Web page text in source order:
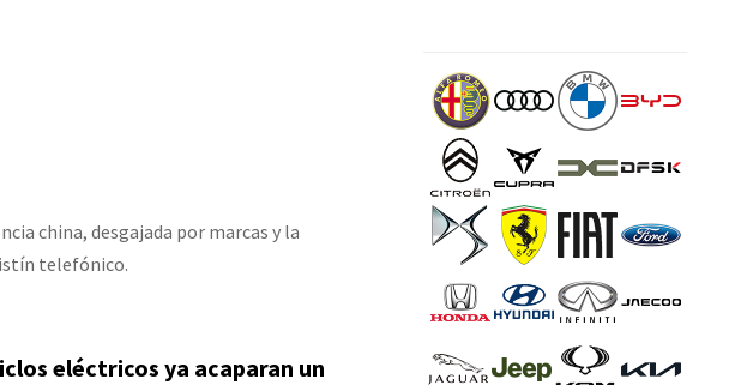
china, desgajada por marcas y la
telefónico.
eléctricos ya acaparan un